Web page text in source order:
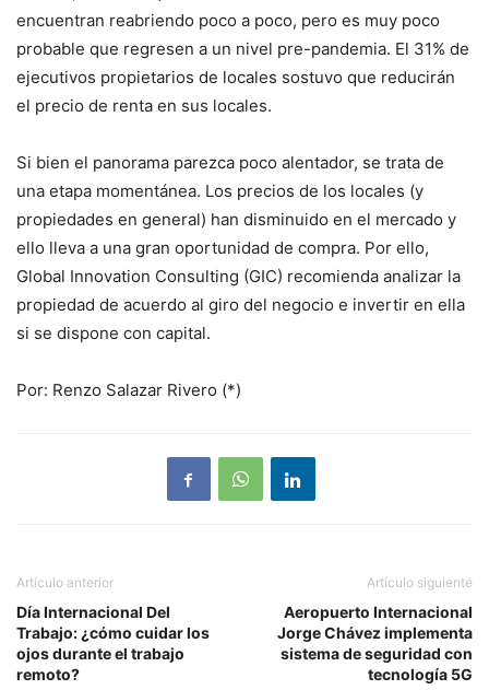
encuentran reabriendo poco a poco, pero es muy poco
probable que regresen a un nivel pre-pandemia. El 31% de
ejecutivos propietarios de locales sostuvo que reducirán
el precio de renta en sus locales.
Si bien el panorama parezca poco alentador, se trata de
una etapa momentánea. Los precios de los locales (y
propiedades en general) han disminuido en el mercado y
ello lleva a una gran oportunidad de compra. Por ello,
Global Innovation Consulting (GIC) recomienda analizar la
propiedad de acuerdo al giro del negocio e invertir en ella
si se dispone con capital.
Por: Renzo Salazar Rivero (*)
Artículo anterior
Día Internacional Del
Trabajo: ¿cómo cuidar los
ojos durante el trabajo
remoto?
Artículo siguiente
Aeropuerto Internacional
Jorge Chávez implementa
sistema de seguridad con
tecnología 5G